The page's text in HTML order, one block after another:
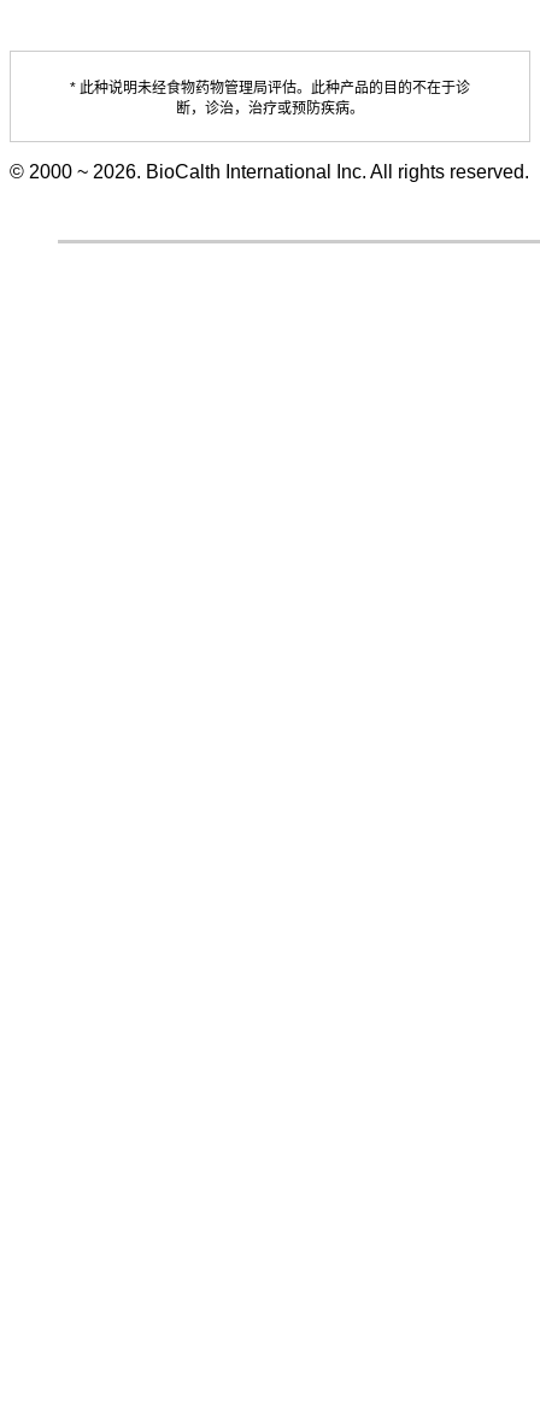
* 此种说明未经食物药物管理局评估。此种产品的目的不在于诊
断，诊治，治疗或预防疾病。
© 2000 ~ 2026. BioCalth International Inc. All rights reserved.